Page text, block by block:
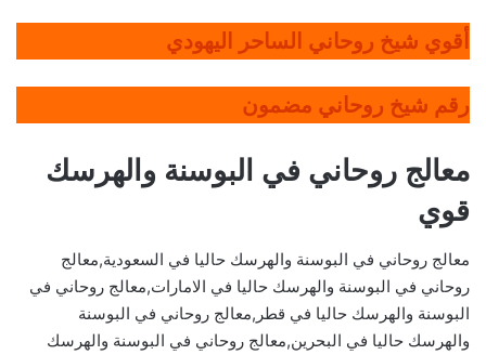
أقوي شيخ روحاني الساحر اليهودي
رقم شيخ روحاني مضمون
معالج روحاني في البوسنة والهرسك
قوي
معالج روحاني في البوسنة والهرسك حاليا في السعودية,معالج
روحاني في البوسنة والهرسك حاليا في الامارات,معالج روحاني في
البوسنة والهرسك حاليا في قطر,معالج روحاني في البوسنة
والهرسك حاليا في البحرين,معالج روحاني في البوسنة والهرسك